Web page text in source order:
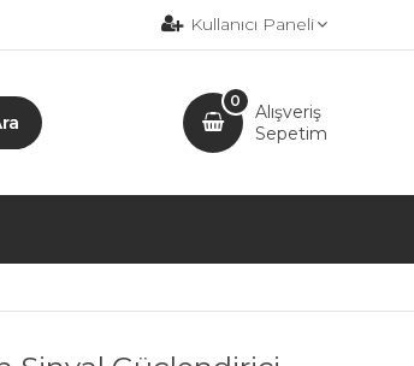
Kullanıcı Paneli
Alışveriş
Sepetim
0